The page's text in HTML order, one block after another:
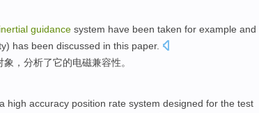
inertial guidance system have been taken for example and
) has been discussed in this paper.
象 ， 分析了它的电磁兼容性。
a high accuracy position rate system designed for the test